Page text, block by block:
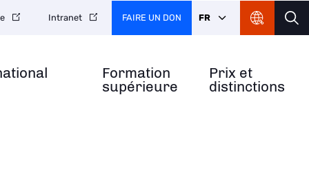
Formation
supérieure
Prix et
distinctions
Intranet FAIRE UN DON FR